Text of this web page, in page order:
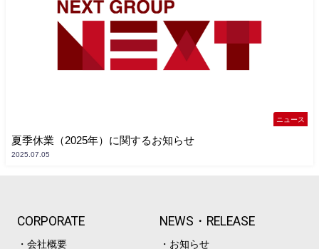
ニュース
夏季休業（2025年）に関するお知らせ
2025.07.05
CORPORATE
・会社概要
NEWS・RELEASE
・お知らせ